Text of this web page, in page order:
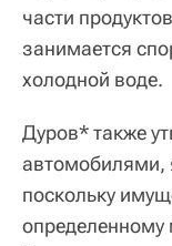
части
занимается
холодной воде.
Дуров* также
автомобилями,
поскольку
определенному